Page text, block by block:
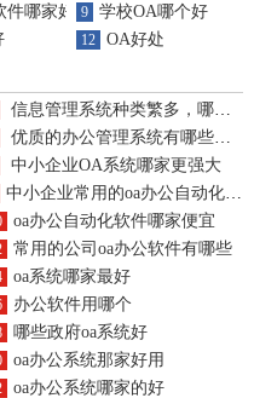
哪家好 9 学校OA哪个好
12
OA好处
信息管理系统种类繁多，哪种更适合
优质的办公管理系统有哪些选择
中小企业OA系统哪家更强大
中小企业常用的oa办公自动化软件系统哪家最好？最便宜
oa办公自动化软件哪家便宜
常用的公司oa办公软件有哪些
oa系统哪家最好
办公软件用哪个
哪些政府oa系统好
oa办公系统那家好用
oa办公系统哪家的好